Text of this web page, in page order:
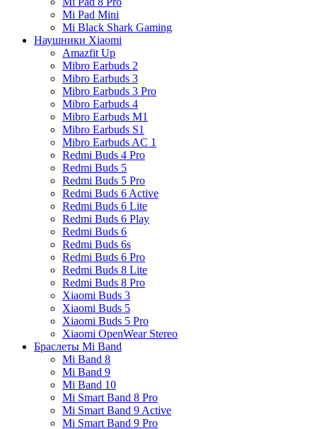
Mi Pad Mini
Mi Black Shark Gaming
Наушники Xiaomi
Amazfit Up
Mibro Earbuds 2
Mibro Earbuds 3
Mibro Earbuds 3 Pro
Mibro Earbuds 4
Mibro Earbuds M1
Mibro Earbuds S1
Mibro Earbuds AC 1
Redmi Buds 4 Pro
Redmi Buds 5
Redmi Buds 5 Pro
Redmi Buds 6 Active
Redmi Buds 6 Lite
Redmi Buds 6 Play
Redmi Buds 6
Redmi Buds 6s
Redmi Buds 6 Pro
Redmi Buds 8 Lite
Redmi Buds 8 Pro
Xiaomi Buds 3
Xiaomi Buds 5
Xiaomi Buds 5 Pro
Xiaomi OpenWear Stereo
Браслеты Mi Band
Mi Band 8
Mi Band 9
Mi Band 10
Mi Smart Band 8 Pro
Mi Smart Band 9 Active
Mi Smart Band 9 Pro